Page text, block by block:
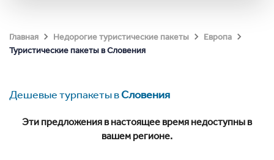
Главная Недорогие туристические пакеты
Европа
Туристические пакеты в Словения
Дешевые турпакеты вСловения
Эти предложения в настоящее время недоступны в
вашем регионе.